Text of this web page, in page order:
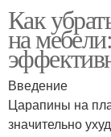
Как
на
Введение
Царапины на
значительно